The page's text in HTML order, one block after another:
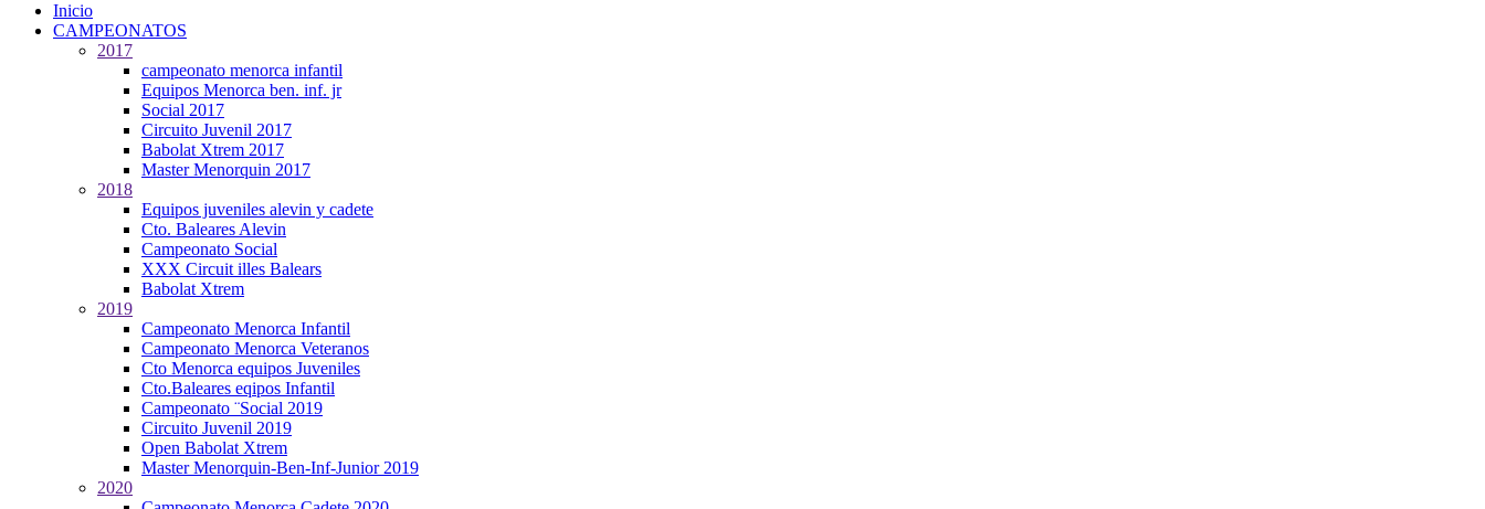
Inicio
CAMPEONATOS
2017
campeonato menorca infantil
Equipos Menorca ben. inf. jr
Social 2017
Circuito Juvenil 2017
Babolat Xtrem 2017
Master Menorquin 2017
2018
Equipos juveniles alevin y cadete
Cto. Baleares Alevin
Campeonato Social
XXX Circuit illes Balears
Babolat Xtrem
2019
Campeonato Menorca Infantil
Campeonato Menorca Veteranos
Cto Menorca equipos Juveniles
Cto.Baleares eqipos Infantil
Campeonato ¨Social 2019
Circuito Juvenil 2019
Open Babolat Xtrem
Master Menorquin-Ben-Inf-Junior 2019
2020